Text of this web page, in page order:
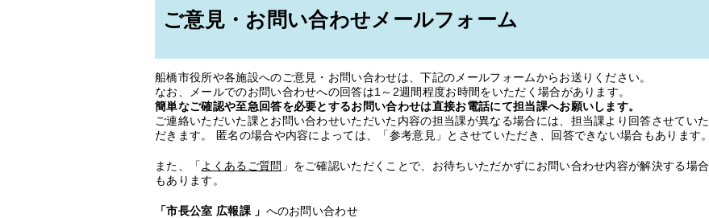
ご意見・お問い合わせメールフォーム
船橋市役所や各施設へのご意見・お問い合わせは、下記のメールフォームからお送りください。
なお、メールでのお問い合わせへの回答は1～2週間程度お時間をいただく場合があります。
簡単なご確認や至急回答を必要とするお問い合わせは直接お電話にて担当課へお願いします。
ご連絡いただいた課とお問い合わせいただいた内容の担当課が異なる場合には、担当課より回答させていた
だきます。 匿名の場合や内容によっては、「参考意見」とさせていただき、回答できない場合もあります。
また、「 よくあるご質問 」をご確認いただくことで、お待ちいただかずにお問い合わせ内容が解決する場合
もあります。
「市長公室 広報課 」 へのお問い合わせ